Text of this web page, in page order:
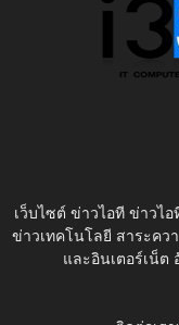
เว็บไซต์ ข่าวไอที ข่าวไ
ข่าวเทคโนโลยี สาระคว
และอินเตอร์เน็ต